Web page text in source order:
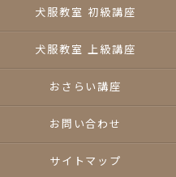
犬服教室 初級講座
犬服教室 上級講座
おさらい講座
お問い合わせ
サイトマップ